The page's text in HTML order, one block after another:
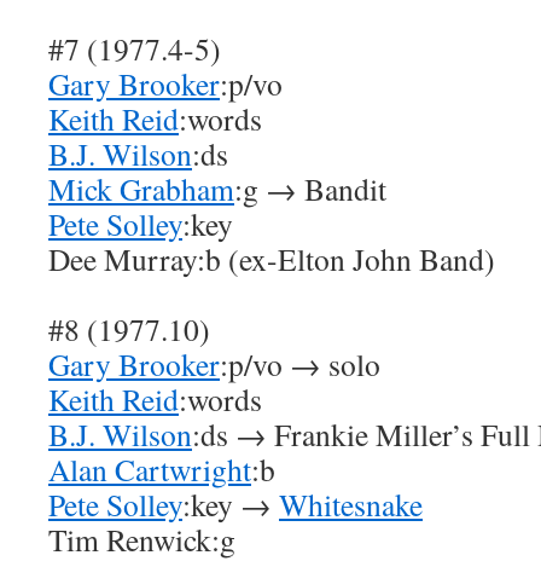
#7 (1977.4-5)
Gary Brooker:p/vo
Keith Reid:words
B.J. Wilson:ds
Mick Grabham:g → Bandit
Pete Solley:key
Dee Murray:b (ex-Elton John Band)
#8 (1977.10)
Gary Brooker:p/vo → solo
Keith Reid:words
B.J. Wilson:ds → Frankie Miller’s
Alan Cartwright:b
Pete Solley:key → Whitesnake
Tim Renwick:g